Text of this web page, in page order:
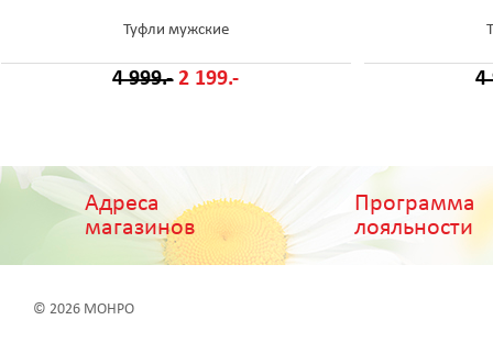
Туфли мужские
4 999.- 2 199.- 4
Адреса
магазинов
Программа
лояльности
© 2026 МОНРО